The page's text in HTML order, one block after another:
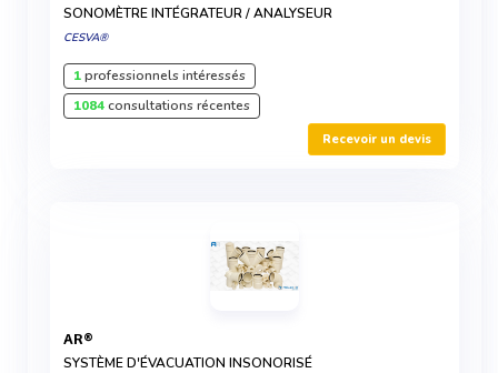
SONOMÈTRE INTÉGRATEUR / ANALYSEUR
CESVA®
1professionnels intéressés
1084consultations récentes
Recevoir un devis
AR®
SYSTÈME D'ÉVACUATION INSONORISÉ